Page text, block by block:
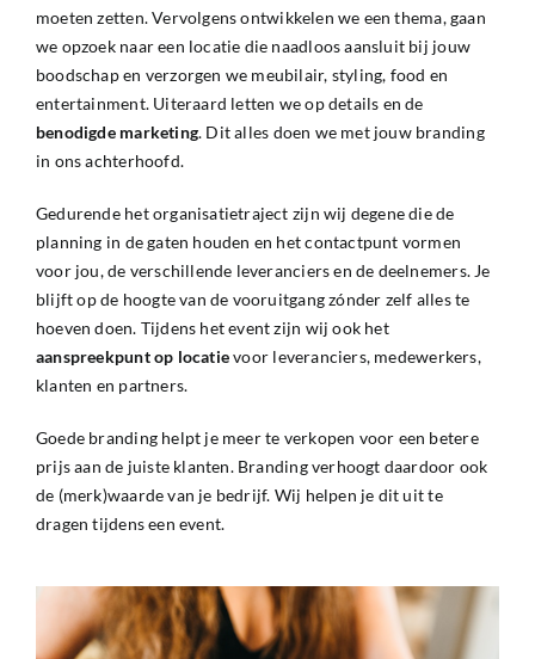
moeten zetten. Vervolgensontwikkelen we een thema, gaan
we opzoek naar een locatie die naadloos aansluit bij jouw
boodschap en verzorgen we meubilair, styling, food en
entertainment. Uiteraard letten we op details en de
benodigde marketing. Dit alles doen we met jouw branding
in ons achterhoofd.
Gedurende het organisatietraject zijn wij degene die de
planning in de gaten houden en het contactpunt vormen
voor jou, de verschillende leveranciers en de deelnemers. Je
blijft op de hoogte van de vooruitgang zónder zelf alles te
hoeven doen. Tijdens het event zijn wij ook het
aanspreekpuntop locatievoor leveranciers, medewerkers,
klanten en partners.
Goede branding helpt je meer te verkopen voor een betere
prijs aan de juiste klanten. Branding verhoogt daardoor ook
de (merk)waarde van je bedrijf. Wij helpen je dit uit te
dragen tijdens een event.